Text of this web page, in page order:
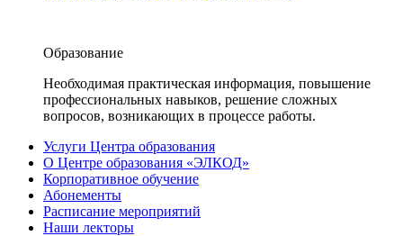
Образование
Необходимая практическая информация, повышение
профессиональных навыков, решение сложных
вопросов, возникающих в процессе работы.
Услуги Центра образования
О Центре образования «ЭЛКОД»
Корпоративное обучение
Абонементы
Расписание мероприятий
Наши лекторы